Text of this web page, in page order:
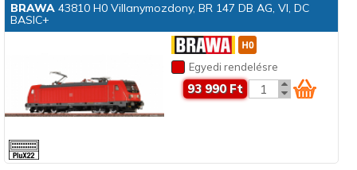
BRAWA43810 H0 Villanymozdony, BR 147 DB AG, VI, DC
BASIC+
Egyedi rendelésre
93 990 Ft